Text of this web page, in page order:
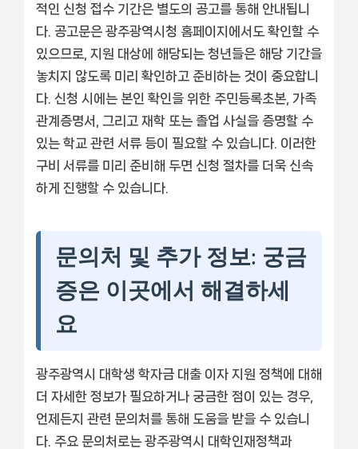
적인 신청 접수 기간은 별도의 공고를 통해 안내됩니
다. 공고문은 광주광역시청 홈페이지에서도 확인할 수
있으므로, 지원 대상에 해당되는 청년들은 해당 기간을
놓치지 않도록 미리 확인하고 준비하는 것이 중요합니
다. 신청 시에는 본인 확인을 위한 주민등록초본, 가족
관계증명서, 그리고 재학 또는 졸업 사실을 증명할 수
있는 학교 관련 서류 등이 필요할 수 있습니다. 이러한
구비 서류를 미리 준비해 두면 신청 절차를 더욱 신속
하게 진행할 수 있습니다.
문의처 및 추가 정보: 궁금
증은 이곳에서 해결하세
요
광주광역시 대학생 학자금 대출 이자 지원 정책에 대해
더 자세한 정보가 필요하거나 궁금한 점이 있는 경우,
언제든지 관련 문의처를 통해 도움을 받을 수 있습니
다. 주요 문의처로는 광주광역시 대학인재정책과